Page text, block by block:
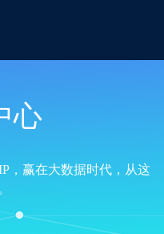
心
，赢在大数据时代，从这